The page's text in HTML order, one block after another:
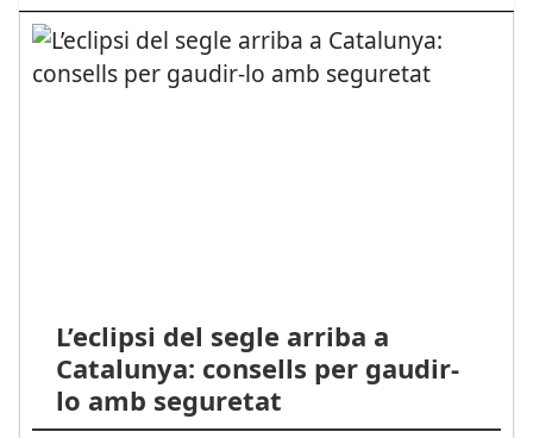
L’eclipsi del segle arriba a
Catalunya: consells per gaudir-
lo amb seguretat